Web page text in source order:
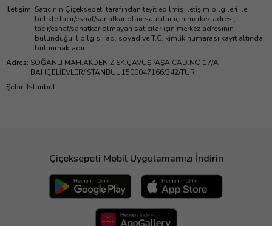
İletişim: Satıcının Çiçeksepeti tarafından teyit edilmiş iletişim bilgileri ile
birlikte tacir/esnaf/sanatkar olan satıcılar için merkez adresi;
tacir/esnaf/sanatkar olmayan satıcılar için merkez adresinin
bulunduğu il bilgisi, ad, soyad ve T.C. kimlik numarası kayıt altında
bulunmaktadır.
Adres: SOĞANLI MAH.AKDENİZ SK.ÇAVUŞPAŞA CAD.NO.17/A
BAHÇELİEVLER/İSTANBUL 1500047166/342/TUR
Şehir: İstanbul
Çiçeksepeti Mobil Uygulamamızı İndirin